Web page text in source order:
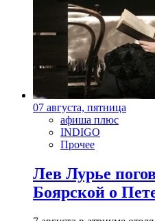
07 августа, пятница
афиша плюс
INDIGO
Прочее
Лев Лурье
Боярской о